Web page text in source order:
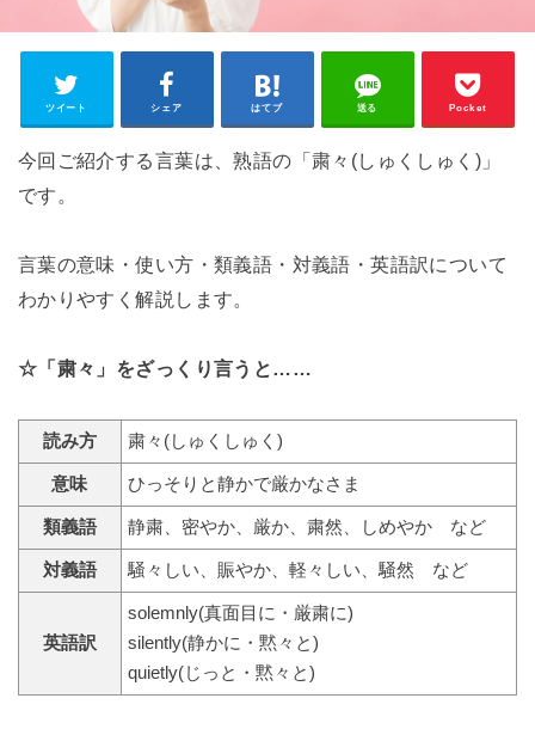
ツイート シェア はてブ 送る Pocket
今回ご紹介する言葉は、熟語の「粛々(しゅくしゅく)」
です。
言葉の意味・使い方・類義語・対義語・英語訳について
わかりやすく解説します。
☆「粛々」をざっくり言うと……
読み方 粛々(しゅくしゅく)
意味 ひっそりと静かで厳かなさま
類義語 静粛、密やか、厳か、粛然、しめやか など
対義語 騒々しい、賑やか、軽々しい、騒然 など
英語訳
solemnly(真面目に・厳粛に)
silently(静かに・黙々と)
quietly(じっと・黙々と)